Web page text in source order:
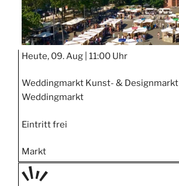
Heute, 09. Aug | 11:00 Uhr
Weddingmarkt Kunst- & Designmarkt
Weddingmarkt
Eintritt frei
Markt